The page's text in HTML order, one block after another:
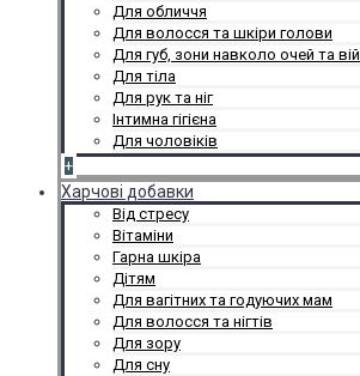
Для обличчя
Для волосся та шкіри голови
Для губ, зони навколо очей та вій
Для тіла
Для рук та ніг
Інтимна гігієна
Для чоловіків
+
Харчові добавки
Від стресу
Вітаміни
Гарна шкіра
Дітям
Для вагітних та годуючих мам
Для волосся та нігтів
Для зору
Для сну